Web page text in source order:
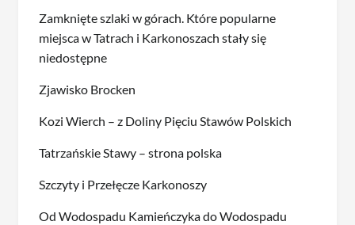
Zamknięte szlaki w górach. Które popularne
miejsca w Tatrach i Karkonoszach stały się
niedostępne
Zjawisko Brocken
Kozi Wierch – z Doliny Pięciu Stawów Polskich
Tatrzańskie Stawy – strona polska
Szczyty i Przełęcze Karkonoszy
Od Wodospadu Kamieńczyka do Wodospadu